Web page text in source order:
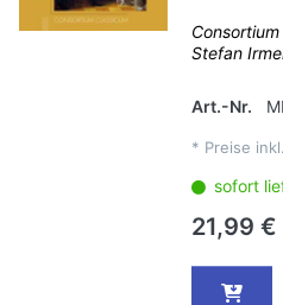
Stefan
Art.-Nr.
* Preise
sofort
21,99 €